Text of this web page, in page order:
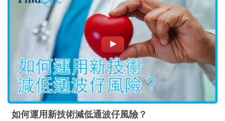
如何運用新技術減低通波仔風險？